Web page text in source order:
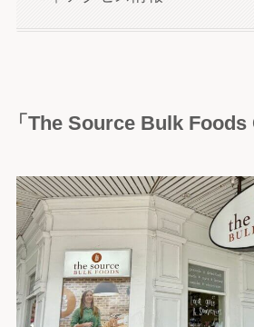
「The Source Bulk